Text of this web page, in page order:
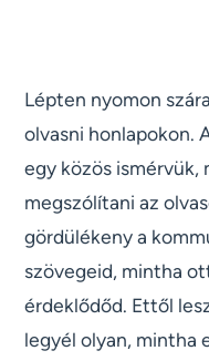
Lépten nyomon
olvasni honlapokon.
egy közös ismérvük,
megszólítani az
gördülékeny a
szövegeid, mintha
érdeklődőd. Ettől
legyél olyan, mintha